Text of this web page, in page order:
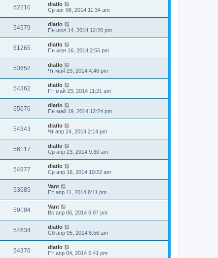
52210
diatlo
Ср авг 06, 2014 11:34 am
54579
diatlo
Пн июл 14, 2014 12:20 pm
61265
diatlo
Пн июн 16, 2014 2:56 pm
53652
diatlo
Чт май 29, 2014 4:48 pm
54362
diatlo
Пт май 23, 2014 11:21 am
65676
diatlo
Пн май 19, 2014 12:24 pm
54343
diatlo
Чт апр 24, 2014 2:14 pm
56117
diatlo
Ср апр 23, 2014 9:30 am
54977
diatlo
Ср апр 16, 2014 10:22 am
53685
Vant
Пт апр 11, 2014 8:11 pm
59194
Vant
Вс апр 06, 2014 6:07 pm
54634
diatlo
Сб апр 05, 2014 6:56 am
54376
diatlo
Пт апр 04, 2014 5:41 pm